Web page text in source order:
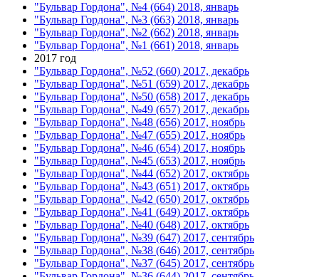
"Бульвар Гордона", №4 (664) 2018, январь
"Бульвар Гордона", №3 (663) 2018, январь
"Бульвар Гордона", №2 (662) 2018, январь
"Бульвар Гордона", №1 (661) 2018, январь
2017 год
"Бульвар Гордона", №52 (660) 2017, декабрь
"Бульвар Гордона", №51 (659) 2017, декабрь
"Бульвар Гордона", №50 (658) 2017, декабрь
"Бульвар Гордона", №49 (657) 2017, декабрь
"Бульвар Гордона", №48 (656) 2017, ноябрь
"Бульвар Гордона", №47 (655) 2017, ноябрь
"Бульвар Гордона", №46 (654) 2017, ноябрь
"Бульвар Гордона", №45 (653) 2017, ноябрь
"Бульвар Гордона", №44 (652) 2017, октябрь
"Бульвар Гордона", №43 (651) 2017, октябрь
"Бульвар Гордона", №42 (650) 2017, октябрь
"Бульвар Гордона", №41 (649) 2017, октябрь
"Бульвар Гордона", №40 (648) 2017, октябрь
"Бульвар Гордона", №39 (647) 2017, сентябрь
"Бульвар Гордона", №38 (646) 2017, сентябрь
"Бульвар Гордона", №37 (645) 2017, сентябрь